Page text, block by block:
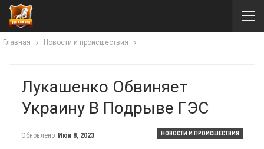
Главная Новости и происшествия
Лукашенко Обвиняет
Украину В Подрыве ГЭС
НОВОСТИ И ПРОИСШЕСТВИЯ
Обновлено Июн 8, 2023